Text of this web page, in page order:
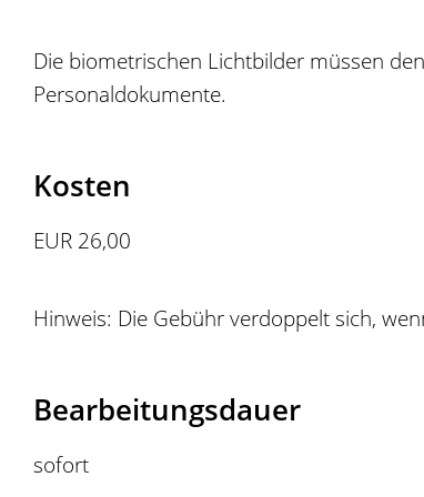
Die biometrischen Lichtbilder müssen
Personaldokumente.
Kosten
EUR 26,00
Hinweis: Die Gebühr verdoppelt sich,
Bearbeitungsdauer
sofort